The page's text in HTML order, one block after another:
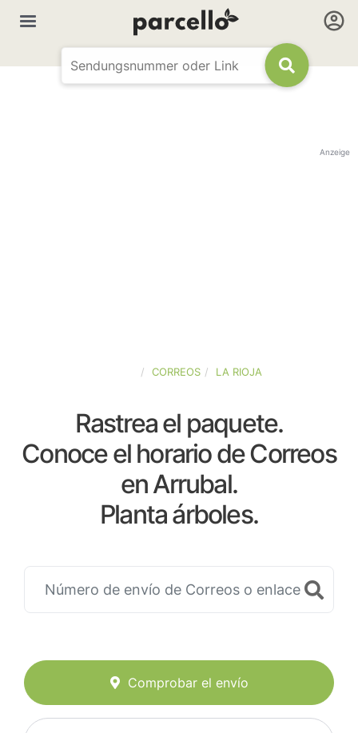
Anzeige
CORREOS LA RIOJA
Rastrea el paquete.
Conoce el horario de Correos
en Arrubal.
Planta árboles.
Comprobar el envío